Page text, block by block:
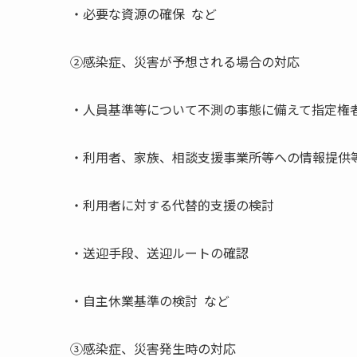
・必要な資源の確保 など
②感染症、災害が予想される場合の対応
・人員基準等について不測の事態に備えて指定権
・利用者、家族、相談支援事業所等への情報提供
・利用者に対する代替的支援の検討
・送迎手段、送迎ルートの確認
・自主休業基準の検討 など
③感染症、災害発生時の対応